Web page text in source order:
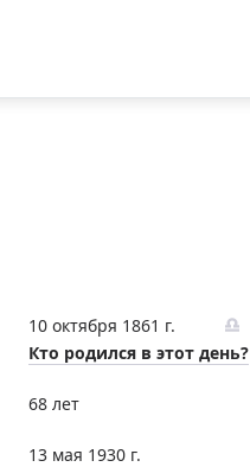
10 октября 1861 г.
Кто родился в этот день?
68 лет
13 мая 1930 г.